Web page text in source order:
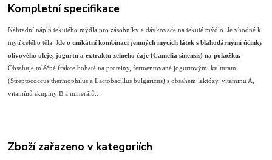
Kompletní specifikace
Náhradní náplň tekutého mýdla pro zásobníky a dávkovače na tekuté mýdlo. Je vhodné k
mytí celého těla. Jde o unikátní kombinaci jemných mycích látek s blahodárnými účinky
olivového oleje, jogurtu a extraktu zelného čaje (Camelia sinensis) na pokožku.
Obsahuje mléčné frakce bohaté na proteiny, fermentované jogurtovými kulturami
(Streptococcus thermophilus a Lactobacillus bulgaricus) s obsahem laktózy, vitaminu A,
vitamínů skupiny B a minerálů..
Zboží zařazeno v kategoriích